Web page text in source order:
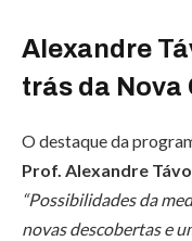
Alexandre
trás da Nova
O destaque da
Prof. Alexandre
“Possibilidades da
novas descobertas e